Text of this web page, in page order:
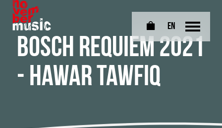
0 EN
Bosch Requiem 2021
- Hawar Tawfiq